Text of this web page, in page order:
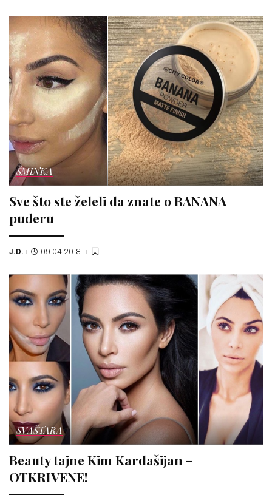
ŠMINKA
Sve što ste želeli da znate o BANANA
puderu
Posted
J.D. 09.04.2018.
SVAŠTARA
Beauty tajne Kim Kardašijan –
OTKRIVENE!